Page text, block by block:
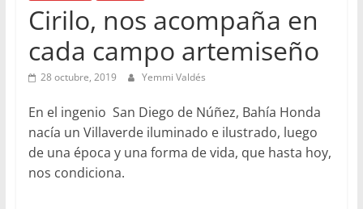
Cirilo, nos acompaña en
cada campo artemiseño
28 octubre, 2019 Yemmi Valdés
En el ingenio San Diego de Núñez, Bahía Honda
nacía un Villaverde iluminado e ilustrado, luego
de una época y una forma de vida, que hasta hoy,
nos condiciona.